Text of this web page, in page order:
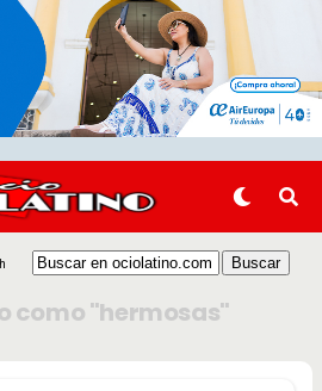
como "hermosas"